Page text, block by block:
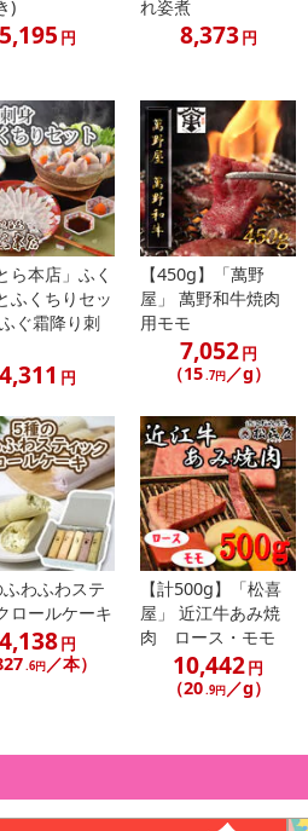
ため外部サイトへ遷移します。
められた決済期限日にお支払いを完
ついては、商品の発送完了後、配送
れない場合もございます。
場合、商品によってご指定できる
性がございます。
配送日時指定をご利用いただけませ
リー別注意事項（※必ずご確認くだ
)
5,195 円
れ姿煮
8,373円
ら本店」ふく
ふくちりセッ
ぐ霜降り刺
4,311 円
【450g】「萬野
屋」 萬野和牛焼肉
用モモ
7,052円
（15.7円／g）
わふわステ
ロールケーキ
4,138円
.6円／本）
【計500g】「松喜
屋」 近江牛あみ焼
肉 ロース・モモ
10,442円
（20.9円／g）